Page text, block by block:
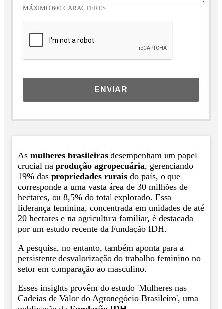
MÁXIMO 600 CARACTERES.
ENVIAR
As mulheres brasileiras desempenham um papel
crucial na produção agropecuária, gerenciando
19% das propriedades rurais do país, o que
corresponde a uma vasta área de 30 milhões de
hectares, ou 8,5% do total explorado. Essa
liderança feminina, concentrada em unidades de até
20 hectares e na agricultura familiar, é destacada
por um estudo recente da Fundação IDH.
A pesquisa, no entanto, também aponta para a
persistente desvalorização do trabalho feminino no
setor em comparação ao masculino.
Esses insights provêm do estudo 'Mulheres nas
Cadeias de Valor do Agronegócio Brasileiro', uma